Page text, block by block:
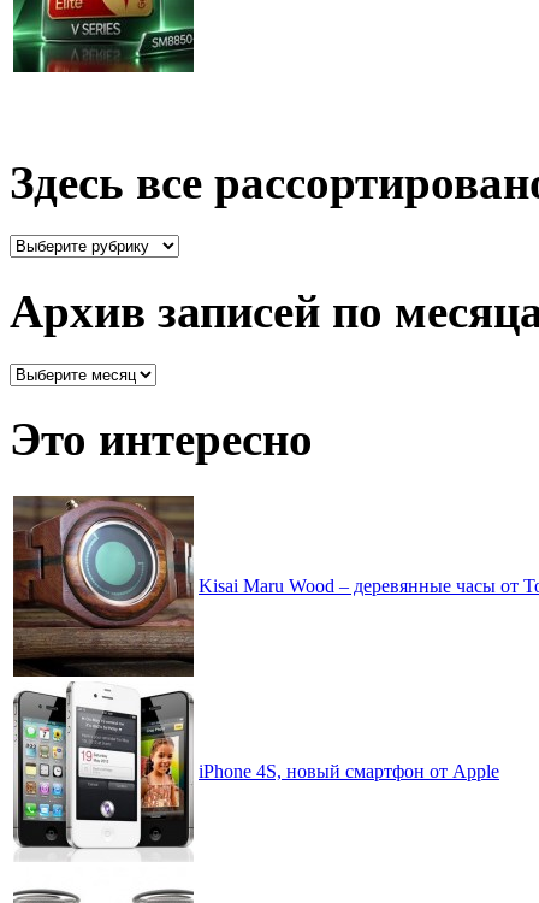
Здесь все
Здесь
Архив записей по
Архив
месяцам
Это интересно
Kisai Maru Wood – деревянные часы от
iPhone 4S, новый смартфон от Apple